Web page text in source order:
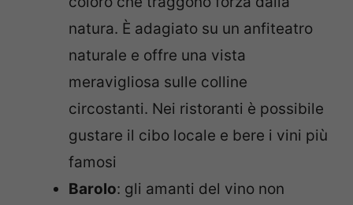
natura. È adagiato su un anfiteatro
naturale e offre una vista
meravigliosa sulle colline
circostanti. Nei ristoranti è possibile
gustare il cibo locale e bere i vini più
famosi
Barolo: gli amanti del vino non